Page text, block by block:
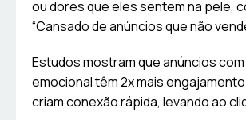
ou dores que eles sentem na pele,
“Cansado de anúncios que não
Estudos mostram que anúncios
emocional têm 2x mais
criam conexão rápida, levando ao